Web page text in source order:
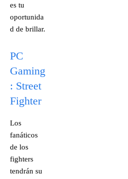
es tu
oportunida
d de brillar.
PC
Gaming
: Street
Fighter
Los
fanáticos
de los
fighters
tendrán su